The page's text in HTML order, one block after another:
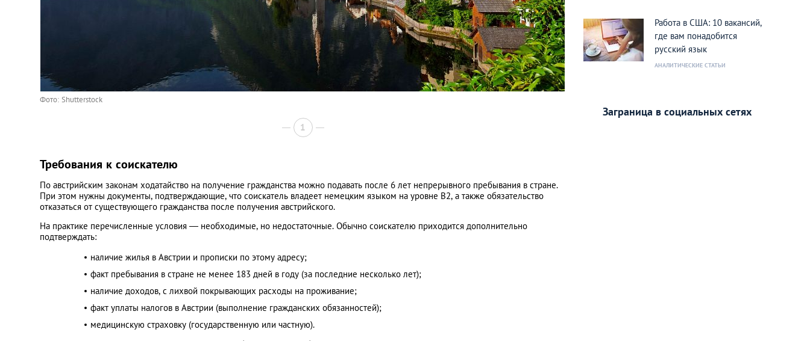
Фото: Shutterstock
1
Требования к соискателю
По австрийским законам ходатайство на получение гражданства можно подавать после 6 лет непрерывного пребывания в стране.
При этом нужны документы, подтверждающие, что соискатель владеет немецким языком на уровне B2, а также обязательство
отказаться от существующего гражданства после получения австрийского.
На практике перечисленные условия — необходимые, но недостаточные. Обычно соискателю приходится дополнительно
подтверждать:
наличие жилья в Австрии и прописки по этому адресу;
факт пребывания в стране не менее 183 дней в году (за последние несколько лет);
наличие доходов, с лихвой покрывающих расходы на проживание;
факт уплаты налогов в Австрии (выполнение гражданских обязанностей);
медицинскую страховку (государственную или частную).
Работа в США: 10 вакансий,
где вам понадобится
русский язык
АНАЛИТИЧЕСКИЕ СТАТЬИ
Заграница в социальных сетях